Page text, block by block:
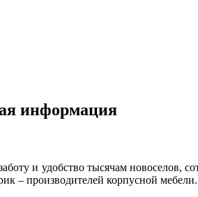
информация
и удобство тысячам новоселов,
– производителей корпусной мебели.